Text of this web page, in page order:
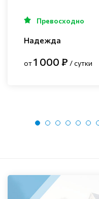
Превосходно
Надежда
от1 000 ₽ / сутки